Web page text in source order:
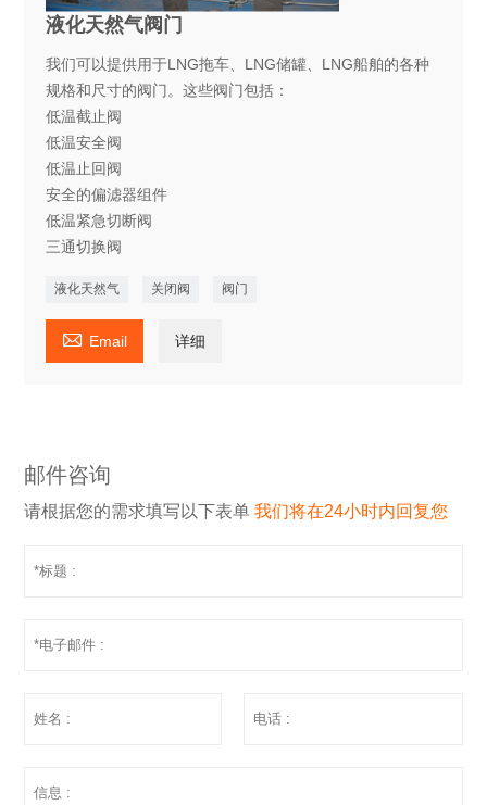
液化天然气阀门
我们可以提供用于LNG拖车、LNG储罐、LNG船舶的各种
规格和尺寸的阀门。这些阀门包括：
低温截止阀
低温安全阀
低温止回阀
安全的偏滤器组件
低温紧急切断阀
三通切换阀
液化天然气 关闭阀 阀门
 Email 详细
邮件咨询
请根据您的需求填写以下表单我们将在24小时内回复您